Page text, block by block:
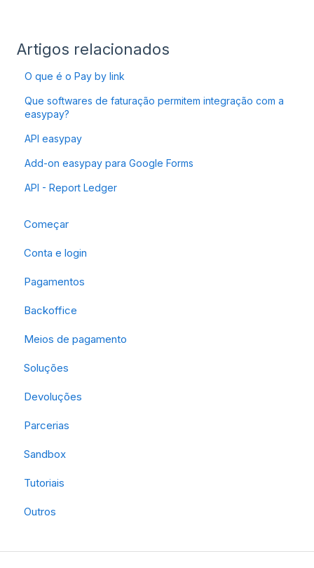
Artigos relacionados
O que é o Pay by link
Que softwares de faturação permitem integração com a
easypay?
API easypay
Add-on easypay para Google Forms
API - Report Ledger
Começar
Conta e login
Pagamentos
Backoffice
Meios de pagamento
Soluções
Devoluções
Parcerias
Sandbox
Tutoriais
Outros